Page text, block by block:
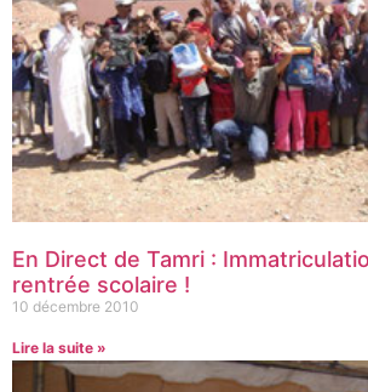
En Direct de Tamri :
rentrée scolaire !
10 décembre 2010
Lire la suite »